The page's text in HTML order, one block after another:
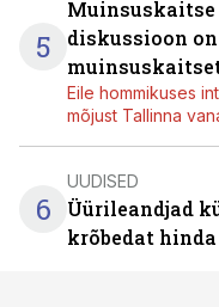
5
diskussioon
Eile hommikuses
mõjust Tallinna
6
UUDISED
Üürileandjad
krõbedat hinda